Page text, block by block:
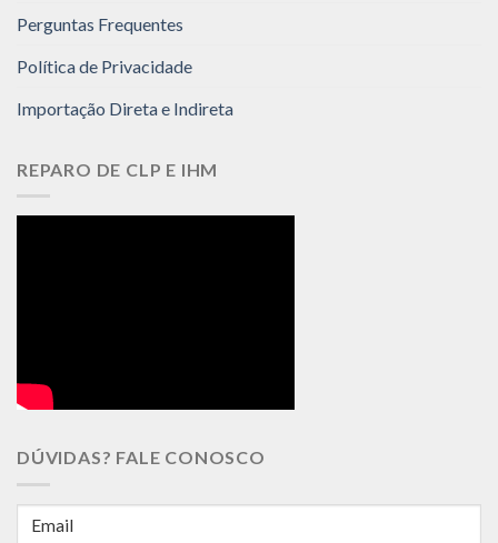
Perguntas Frequentes
Política de Privacidade
Importação Direta e Indireta
REPARO DE CLP E IHM
DÚVIDAS? FALE CONOSCO